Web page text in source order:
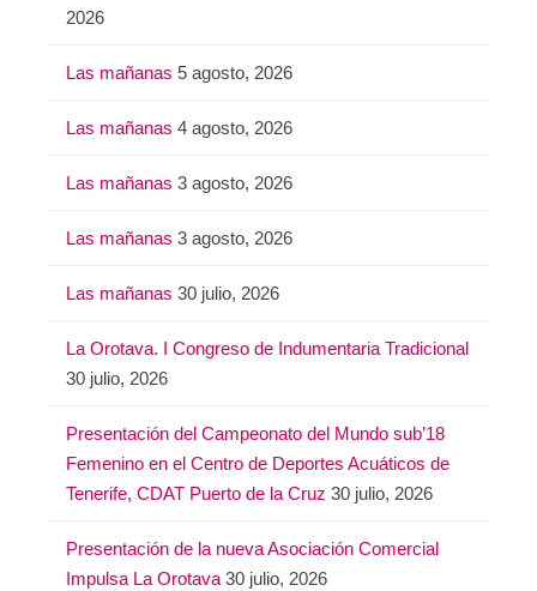
2026
Las mañanas 5 agosto, 2026
Las mañanas 4 agosto, 2026
Las mañanas 3 agosto, 2026
Las mañanas 3 agosto, 2026
Las mañanas 30 julio, 2026
La Orotava. I Congreso de Indumentaria Tradicional
30 julio, 2026
Presentación del Campeonato del Mundo sub’18
Femenino en el Centro de Deportes Acuáticos de
Tenerife, CDAT Puerto de la Cruz 30 julio, 2026
Presentación de la nueva Asociación Comercial
Impulsa La Orotava 30 julio, 2026